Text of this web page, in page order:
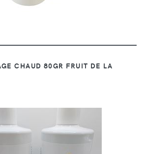
CHAUD 80GR FRUIT DE LA